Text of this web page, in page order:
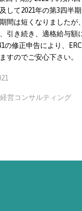
して2021年の第3四半
間は短くなりましたが
引き続き、適格給与額
の修正申告により、
すのでご安心下さい。
経営コンサルティング